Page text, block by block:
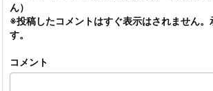
ん）
※投稿したコメントはすぐ表示はされません。
す。
コメント